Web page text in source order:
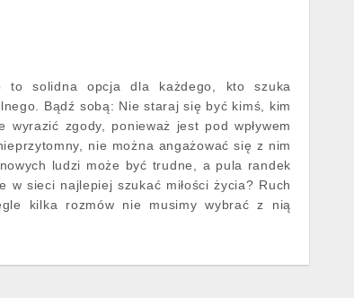
to solidna opcja dla każdego, kto szuka
Bądź sobą: Nie staraj się być kimś, kim
zgody, ponieważ jest pod wpływem
nie można angażować się z nim
ludzi może być trudne, a pula randek
w sieci najlepiej szukać miłości życia? Ruch
kilka rozmów nie musimy wybrać z nią